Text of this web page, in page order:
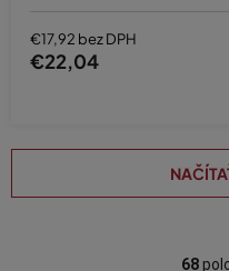
€17,92 bez DPH
€22,04
68